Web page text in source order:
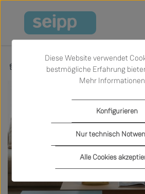
Zum Hauptinhalt springen
Lema
Diese Website verwendet
bestmögliche Erfahrung
Mehr Informationen
Nur technisch
Konfigurieren
Alle Cookies